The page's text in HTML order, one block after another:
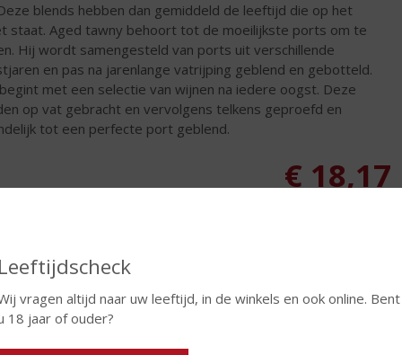
Leeftijdscheck
vragen altijd naar uw leeftijd, in de winkels en ook online. Bent
18 jaar of ouder?
blends hebben dan gemiddeld de leeftijd die op het
staat. Aged tawny behoort tot de moeilijkste ports om te
Hij wordt samengesteld van ports uit verschillende
en pas na jarenlange vatrijping geblend en gebotteld.
met een selectie van wijnen na iedere oogst. Deze
op vat gebracht en vervolgens telkens geproefd en
tot een perfecte port geblend.
€ 18,17
In winkelmand